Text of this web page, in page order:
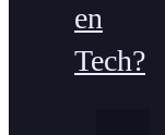
en
Tech?